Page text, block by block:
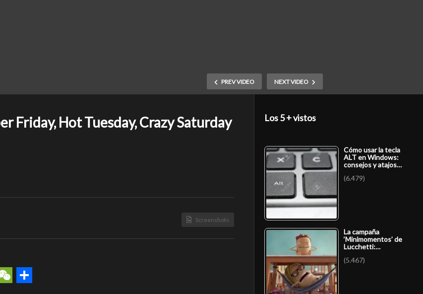
PREV VIDEO NEXT VIDEO
Friday, Hot Tuesday, Crazy Saturday
Screenshots
Los 5 + vistos
Cómo usar la tecla
ALT en Windows:
consejos y atajos…
(6.479)
La campaña
‘Minimomentos’ de
Lucchetti:…
(5.467)